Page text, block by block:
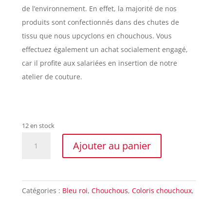
de l’environnement. En effet, la majorité de nos
produits sont confectionnés dans des chutes de
tissu que nous upcyclons en chouchous. Vous
effectuez également un achat socialement engagé,
car il profite aux salariées en insertion de notre
atelier de couture.
12 en stock
velours
ras
Ajouter au panier
Catégories : Bleu roi, Chouchous, Coloris chouchoux,